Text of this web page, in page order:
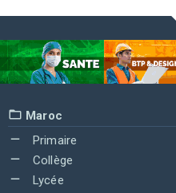
Maroc
Primaire
Collège
Lycée